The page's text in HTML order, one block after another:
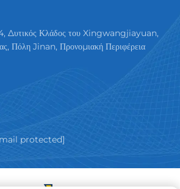
Δυτικός Κλάδος του Xingwangjiayuan,
Πόλη Jinan, Προνομιακή Περιφέρεια
protected]